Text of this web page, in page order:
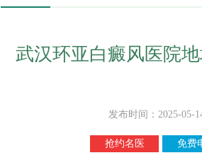
武汉环亚白癜风医院
发布时间：2025-05-
抢约名医 免费